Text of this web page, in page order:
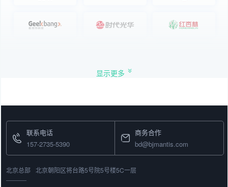
显示更多
联系电话
157-2735-5390
商务合作
bd@bjmantis.com
北京总部 北京朝阳区将台路5号院5号楼5C一层